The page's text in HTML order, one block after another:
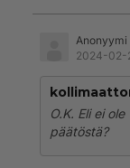
Anonyymi
2024-02-
O.K. Eli ei
päätöstä?